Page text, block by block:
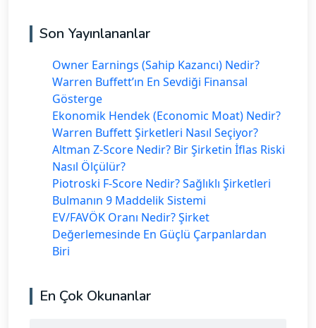
Son Yayınlananlar
Owner Earnings (Sahip Kazancı) Nedir?
Warren Buffett’ın En Sevdiği Finansal
Gösterge
Ekonomik Hendek (Economic Moat) Nedir?
Warren Buffett Şirketleri Nasıl Seçiyor?
Altman Z-Score Nedir? Bir Şirketin İflas Riski
Nasıl Ölçülür?
Piotroski F-Score Nedir? Sağlıklı Şirketleri
Bulmanın 9 Maddelik Sistemi
EV/FAVÖK Oranı Nedir? Şirket
Değerlemesinde En Güçlü Çarpanlardan
Biri
En Çok Okunanlar